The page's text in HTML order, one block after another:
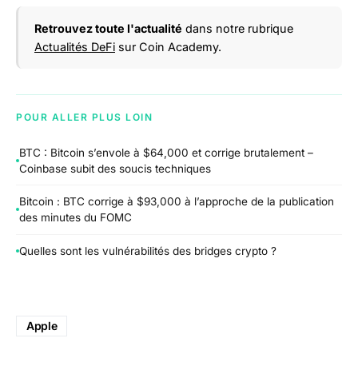
Retrouvez toute l'actualité dans notre rubrique
Actualités DeFi sur Coin Academy.
POUR ALLER PLUS LOIN
BTC : Bitcoin s’envole à $64,000 et corrige brutalement –
Coinbase subit des soucis techniques
Bitcoin : BTC corrige à $93,000 à l’approche de la publication
des minutes du FOMC
Quelles sont les vulnérabilités des bridges crypto ?
Apple